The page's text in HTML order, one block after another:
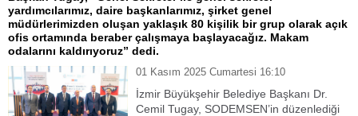
yardımcılarımız, daire başkanlarımız, şirket genel
müdürlerimizden oluşan yaklaşık 80 kişilik bir grup olarak açık
ofis ortamında beraber çalışmaya başlayacağız. Makam
odalarını kaldırıyoruz” dedi.
01 Kasım 2025 Cumartesi 16:10
İzmir Büyükşehir Belediye Başkanı Dr.
Cemil Tugay, SODEMSEN’in düzenlediği